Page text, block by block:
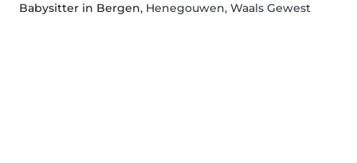
Babysitter in Bergen, Henegouwen, Waals Gewest